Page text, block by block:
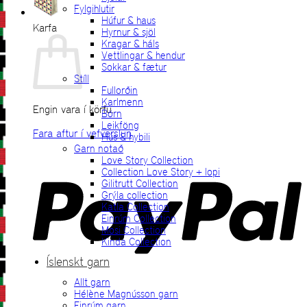
Karfa
Engin vara í körfu.
Fara aftur í vefverslun
Fylgihlutir
Húfur & haus
Hyrnur & sjöl
Kragar & háls
Vettlingar & hendur
Sokkar & fætur
Stíll
Fullorðin
Karlmenn
Börn
Leikföng
Hús & hybili
Garn notað
Love Story Collection
Collection Love Story + lopi
Gilitrutt Collection
Grýla collection
Katla Collection
Einrúm Collection
Mosi Collection
Kinda Collection
Íslenskt garn
Allt garn
Hélène Magnússon garn